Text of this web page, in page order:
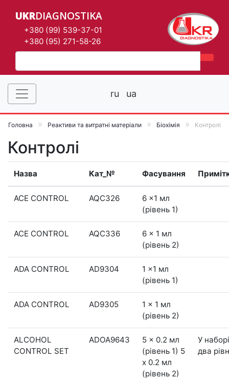
UKRDIAGNOSTIKA
+380 (99) 539-37-01
+380 (95) 271-58-26
ru ua
Головна Реактиви та витратні матеріали Біохімія Контролі
Контролі
Назва Кат_№ Фасування
ACE CONTROL AQC326
6 x1 мл
(рівень 1)
ACE CONTROL AQC336
6 x 1 мл
(рівень 2)
ADA CONTROL AD9304
1 x1 мл
(рівень 1)
ADA CONTROL AD9305
1 x 1 мл
(рівень 2)
ALCOHOL
CONTROL SET
ADOA9643
5 x 0.2 мл
(рівень 1) 5
x 0.2 мл
(рівень 2)
У наборі
два